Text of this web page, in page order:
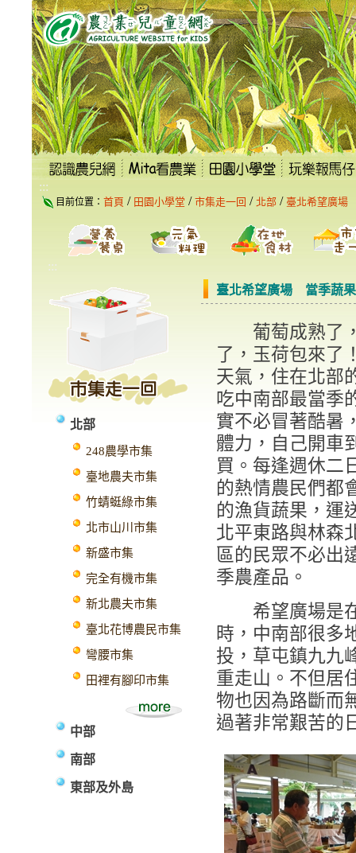
跳
到
主
要
內
容
區
塊
:::
目前位置： 首頁 / 田園小學堂 / 市集走一回 / 北部 / 臺北希望廣場
:::
北部
248農學市集
臺地農夫市集
竹蜻蜓綠市集
北市山川市集
新盛市集
完全有機市集
新北農夫市集
臺北花博農民市集
彎腰市集
田裡有腳印市集
中部
南部
東部及外島
臺北希望廣場 當季蔬
葡萄成熟了
了，玉荷包來了
天氣，住在北部
吃中南部最當季
實不必冒著酷暑
體力，自己開車
買。每逢週休二
的熱情農民們都
的漁貨蔬果，運
北平東路與林森
區的民眾不必出
季農產品。
希望廣場是在
時，中南部很多
投，草屯鎮九九
重走山。不但居
物也因為路斷而
過著非常艱苦的